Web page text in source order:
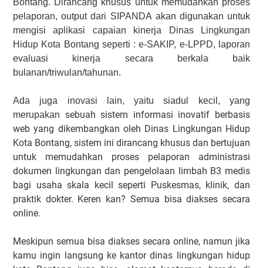
Bontang. Dirancang khusus untuk memudahkan proses
pelaporan, output dari SIPANDA akan digunakan untuk
mengisi aplikasi capaian kinerja Dinas Lingkungan
Hidup Kota Bontang seperti : e-SAKIP, e-LPPD, laporan
evaluasi kinerja secara berkala baik
bulanan/triwulan/tahunan.
Ada juga inovasi lain, yaitu siadul kecil, yang
merupakan sebuah sistem informasi inovatif berbasis
web yang dikembangkan oleh Dinas Lingkungan Hidup
Kota Bontang, sistem ini dirancang khusus dan bertujuan
untuk memudahkan proses pelaporan administrasi
dokumen lingkungan dan pengelolaan limbah B3 medis
bagi usaha skala kecil seperti Puskesmas, klinik, dan
praktik dokter. Keren kan? Semua bisa diakses secara
online.
Meskipun semua bisa diakses secara online, namun jika
kamu ingin langsung ke kantor dinas lingkungan hidup